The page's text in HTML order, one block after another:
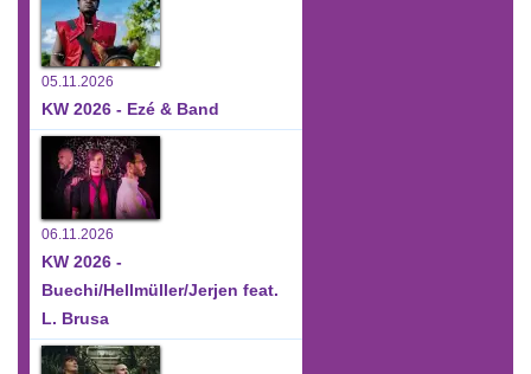
05.11.2026
KW 2026 - Ezé & Band
06.11.2026
KW 2026 -
Buechi/Hellmüller/Jerjen feat.
L. Brusa